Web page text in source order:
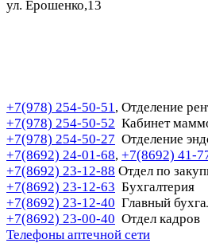
ул. Ерошенко,13
+7(978) 254-50-51, Отделение
+7(978) 254-50-52 Кабинет
+7(978) 254-50-27 Отделение
+7(8692) 24-01-68, +7(8692) 41-
+7(8692) 23-12-88 Отдел по
+7(8692) 23-12-63 Бухгалтерия
+7(8692) 23-12-40 Главный
+7(8692) 23-00-40 Отдел кадров
Телефоны аптечной сети